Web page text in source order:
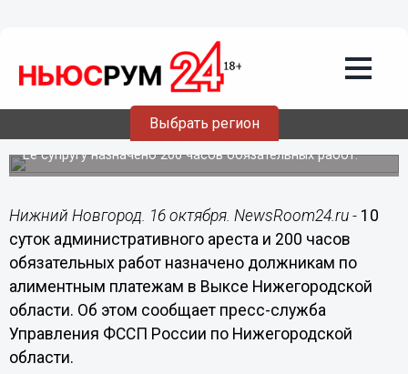
Выбрать регион
16.10.201810:52
10 суток отсидит должница по
алиментам в Выксе
Ее супругу назначено 200 часов обязательных работ.
Нижний Новгород. 16 октября. NewsRoom24.ru - 10
суток административного ареста и 200 часов
обязательных работ назначено должникам по
алиментным платежам в Выксе Нижегородской
области. Об этом сообщает пресс-служба
Управления ФССП России по Нижегородской
области.